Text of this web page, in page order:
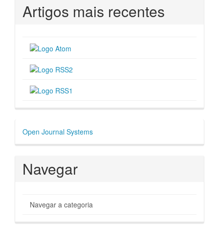
Artigos mais recentes
Desenvolvido
por
Open Journal Systems
Navegar
Navegar a categoria